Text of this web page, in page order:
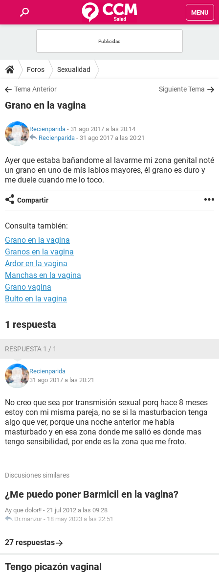
MENU
FOROS
SALUD
NUTRICIÓN
BIENESTAR
Foros Sexualidad
Tema Anterior Siguiente Tema
Grano en la vagina
Recienparida - 31 ago 2017 a las 20:14
Recienparida - 31 ago 2017 a las 20:21
Ayer que estaba bañandome al lavarme mi zona genital noté
un grano en uno de mis labios mayores, él grano es duro y
me duele cuando me lo toco.
Compartir
Consulta también:
Grano en la vagina
Granos en la vagina
Ardor en la vagina
Manchas en la vagina
Grano vagina
Bulto en la vagina
1 respuesta
RESPUESTA 1 / 1
Recienparida
31 ago 2017 a las 20:21
No creo que sea por transmisión sexual porq hace 8 meses
estoy con mi misma pareja, no se si la masturbacion tenga
algo que ver, porque una noche anterior me había
masturbado y en esa zona donde me salió es donde mas
tengo sensibilidad, por ende es la zona que me froto.
Discusiones similares
¿Me puedo poner Barmicil en la vagina?
Ay que dolor!! - 21 jul 2012 a las 09:28
Dr.manzur - 18 may 2023 a las 22:51
27 respuestas
Tengo picazón vaginal